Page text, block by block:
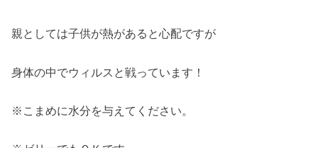
親としては子供が熱があると心配ですが
身体の中でウィルスと戦っています！
※こまめに水分を与えてください。